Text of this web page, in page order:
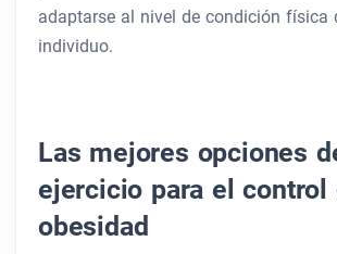
adaptarse al nivel de condición física
individuo.
Las mejores opciones
ejercicio para el control
obesidad